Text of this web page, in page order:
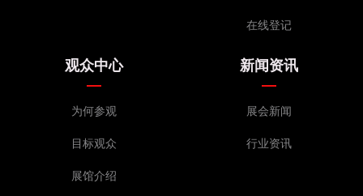
在线登记
观众中心
为何参观
目标观众
展馆介绍
新闻资讯
展会新闻
行业资讯